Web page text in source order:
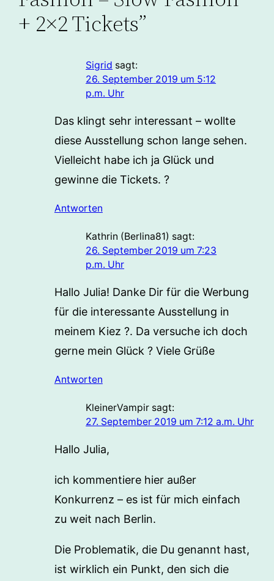
+ 2×2 Tickets”
Sigrid sagt:
26. September 2019 um 5:12
p.m. Uhr
Das klingt sehr interessant – wollte
diese Ausstellung schon lange sehen.
Vielleicht habe ich ja Glück und
gewinne die Tickets. ?
Antworten
Kathrin (Berlina81) sagt:
26. September 2019 um 7:23
p.m. Uhr
Hallo Julia! Danke Dir für die Werbung
für die interessante Ausstellung in
meinem Kiez ?. Da versuche ich doch
gerne mein Glück ? Viele Grüße
Antworten
KleinerVampir sagt:
27. September 2019 um 7:12 a.m. Uhr
Hallo Julia,
ich kommentiere hier außer
Konkurrenz – es ist für mich einfach
zu weit nach Berlin.
Die Problematik, die Du genannt hast,
ist wirklich ein Punkt, den sich die